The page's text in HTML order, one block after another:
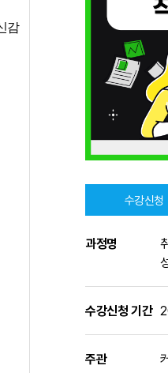
감
수강신청
과정명
수강신청 기간
주관